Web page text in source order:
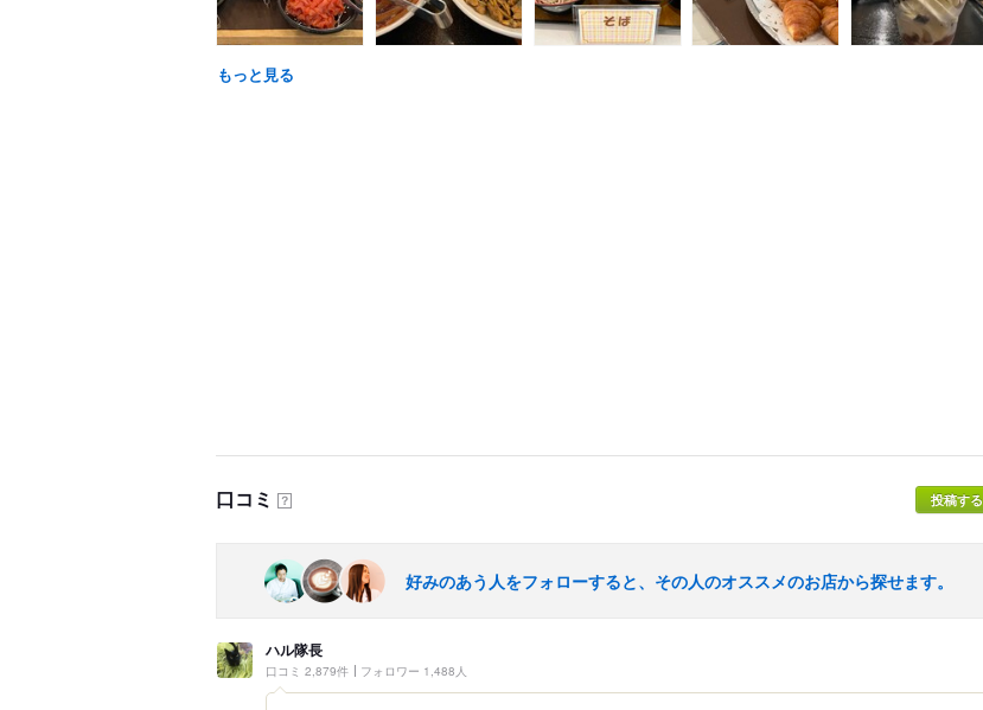
もっと見る
口コミ ？ 投稿する
好みのあう人をフォローすると、その人のオススメのお店から探せます。
ハル隊長
口コミ 2,879件 フォロワー 1,488人